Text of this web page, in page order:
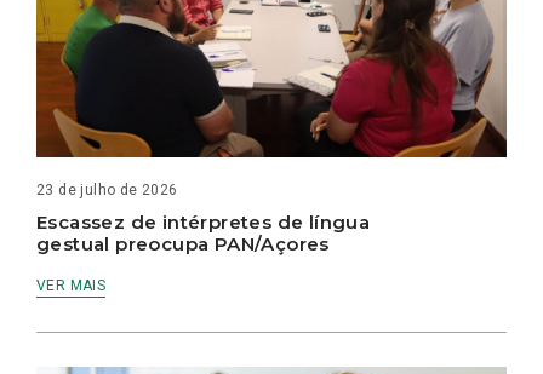
23 de julho de 2026
Escassez de intérpretes de língua
gestual preocupa PAN/Açores
VER MAIS